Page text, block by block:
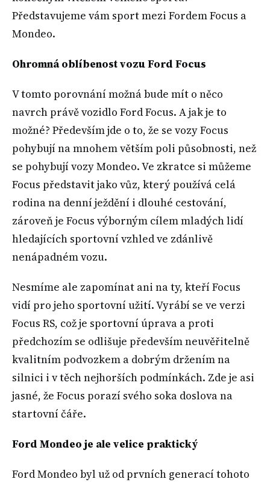
Představujeme vám sport mezi Fordem Focus a
Mondeo.
Ohromná oblíbenost vozu Ford Focus
V tomto porovnání možná bude mít o něco
navrch právě vozidlo Ford Focus. A jak je to
možné? Především jde o to, že se vozy Focus
pohybují na mnohem větším poli působnosti, než
se pohybují vozy Mondeo. Ve zkratce si můžeme
Focus představit jako vůz, který používá celá
rodina na denní ježdění i dlouhé cestování,
zároveň je Focus výborným cílem mladých lidí
hledajících sportovní vzhled ve zdánlivě
nenápadném vozu.
Nesmíme ale zapomínat ani na ty, kteří Focus
vidí pro jeho sportovní užití. Vyrábí se ve verzi
Focus RS, což je sportovní úprava a proti
předchozím se odlišuje především neuvěřitelně
kvalitním podvozkem a dobrým držením na
silnici i v těch nejhorších podmínkách. Zde je asi
jasné, že Focus porazí svého soka doslova na
startovní čáře.
Ford Mondeo je ale velice praktický
Ford Mondeo byl už od prvních generací tohoto